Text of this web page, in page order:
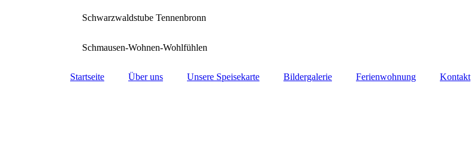
Schwarzwaldstube Tennenbronn
Schmausen-Wohnen-Wohlfühlen
Startseite Über uns Unsere Speisekarte Bildergalerie Ferienwohnung Kontakt